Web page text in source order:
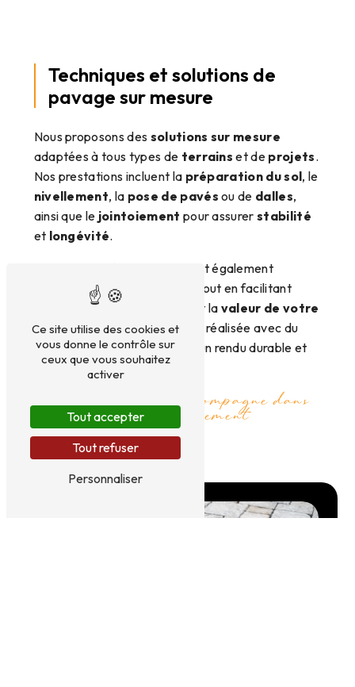
Techniques et solutions de
pavage sur mesure
Nous proposons des solutions sur mesure
adaptées à tous types de terrains et de projets.
Nos prestations incluent la préparation du sol, le
nivellement, la pose de pavés ou de dalles,
ainsi que le jointoiement pour assurerstabilité
et longévité.
permet également
embellir vos extérieurs
, tout en facilitant
entretien et en augmentant la valeur de votre
bien. Chaque intervention est réalisée avec du
matériel performantpour un rendu durable et
esthétique.
Notre équipe vous accompagne dans
vos travaux de terrassement
Nous contacter
Ce site utilise des cookies et
vous donne le contrôle sur
ceux que vous souhaitez
activer
Tout accepter
Tout refuser
Personnaliser